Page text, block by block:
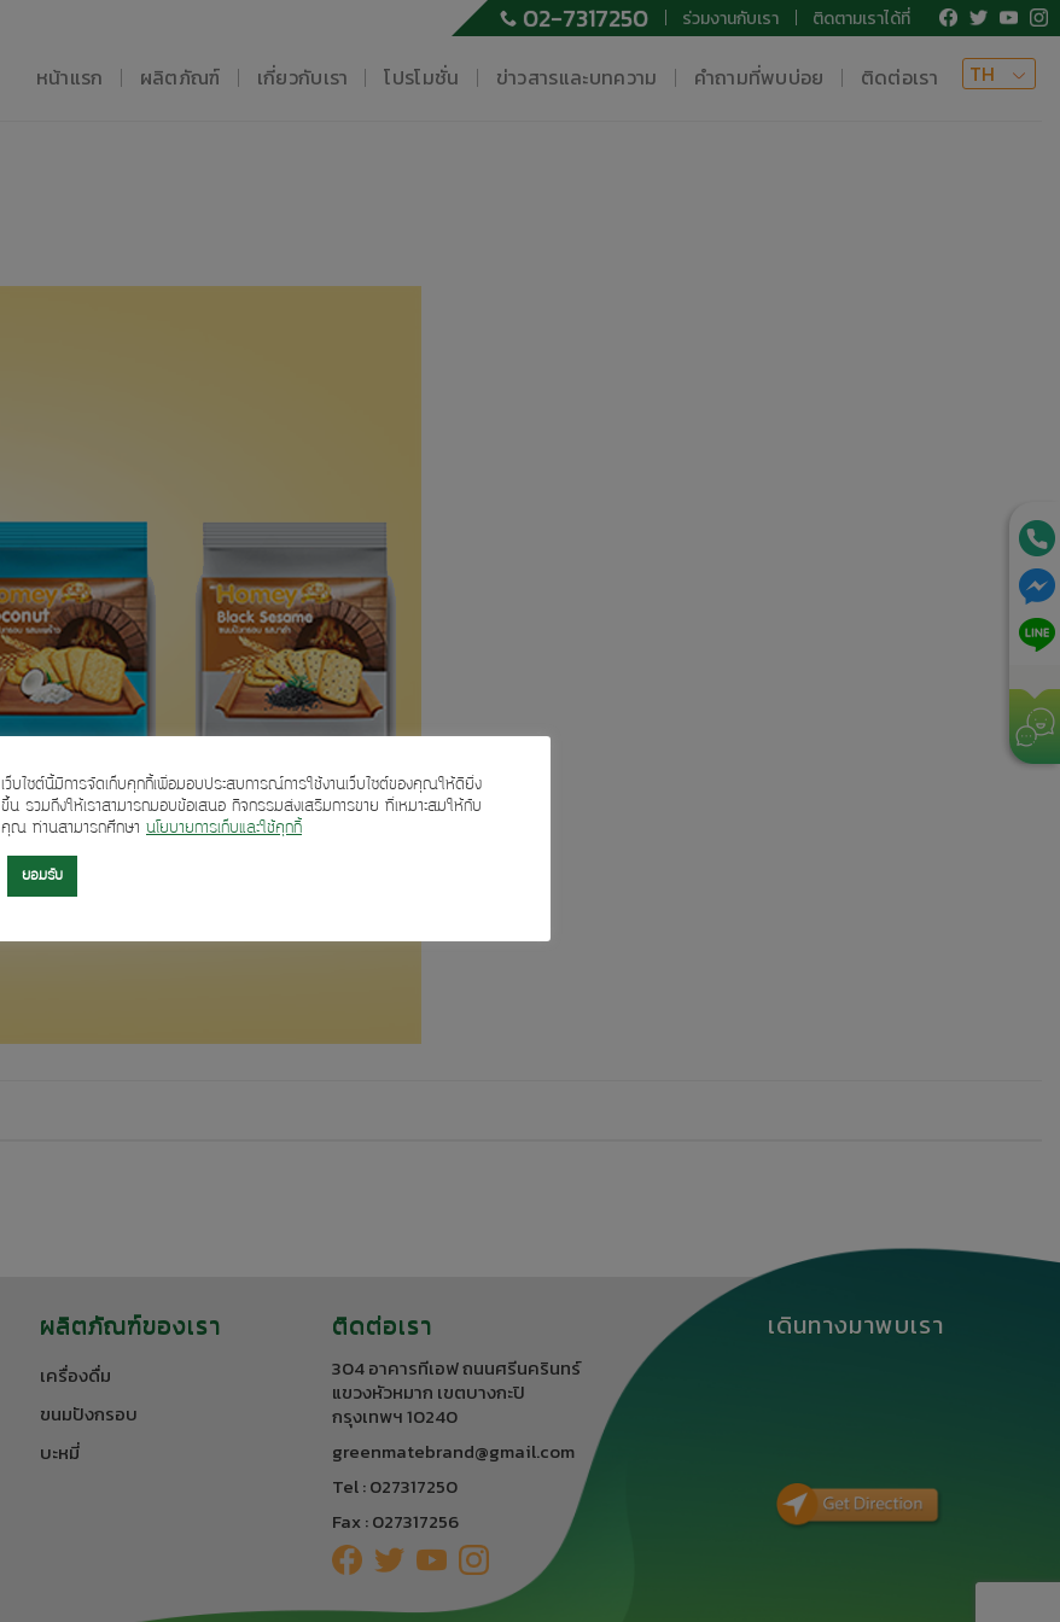
02-7317250 ร่วมงานกับเรา ติดตามเราได้ที่
หน้าแรก ผลิตภัณฑ์ เกี่ยวกับเรา โปรโมชั่น ข่าวสารและบทความ คำถามที่พบบ่อย ติดต่อเรา TH
ผลิตภัณฑ์ของเรา
เครื่องดื่ม
ขนมปังกรอบ
บะหมี่
ติดต่อเรา
304 อาคารทีเอฟ ถนนศรีนครินทร์
แขวงหัวหมาก เขตบางกะปิ
กรุงเทพฯ 10240
greenmatebrand@gmail.com
Tel : 027317250
Fax : 027317256
เดินทางมาพบเรา
เว็บไซต์นี้มีการจัดเก็บคุกกี้เพื่อมอบประสบการณ์การใช้งานเว็บไซต์ของคุณให้ดียิ่ง
ขึ้น รวมถึงให้เราสามารถมอบข้อเสนอ กิจกรรมส่งเสริมการขาย ที่เหมาะสมให้กับ
คุณ ท่านสามารถศึกษา นโยบายการเก็บและใช้คุกกี้
ยอมรับ